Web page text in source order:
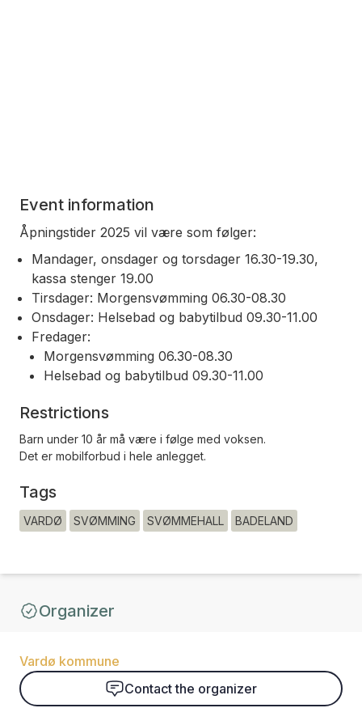
Event information
Åpningstider 2025 vil være som følger:
Mandager, onsdager og torsdager 16.30-19.30,
kassa stenger 19.00
Tirsdager: Morgensvømming 06.30-08.30
Onsdager: Helsebad og babytilbud 09.30-11.00
Fredager:
Morgensvømming 06.30-08.30
Helsebad og babytilbud 09.30-11.00
Restrictions
Barn under 10 år må være i følge med voksen.
Det er mobilforbud i hele anlegget.
Tags
VARDØ SVØMMING SVØMMEHALL BADELAND
Organizer
Vardø kommune
Contact the organizer